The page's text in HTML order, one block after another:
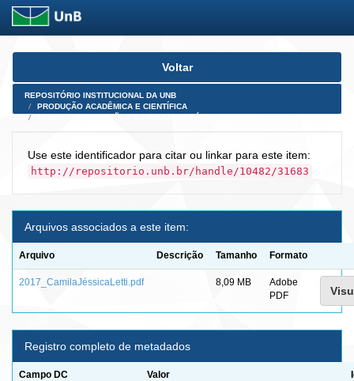
Skip
Voltar
REPOSITÓRIO INSTITUCIONAL DA UNB
PRODUÇÃO ACADÊMICA E CIENTÍFICA
Use este identificador para citar ou linkar para este item:
http://repositorio.unb.br/handle/10482/31683
Arquivos associados a este item:
Arquivo Descrição Tamanho Formato
2017_CamilaJéssicaLetti.pdf 8,09 MB
Adobe
PDF
Registro completo de metadados
Campo DC Valor